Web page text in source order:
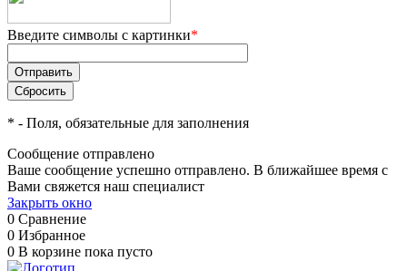
Введите символы с картинки*
* - Поля, обязательные для заполнения
Сообщение отправлено
Ваше сообщение успешно отправлено. В ближайшее время с
Вами свяжется наш специалист
Закрыть окно
0 Сравнение
0 Избранное
0 В корзине пока пусто